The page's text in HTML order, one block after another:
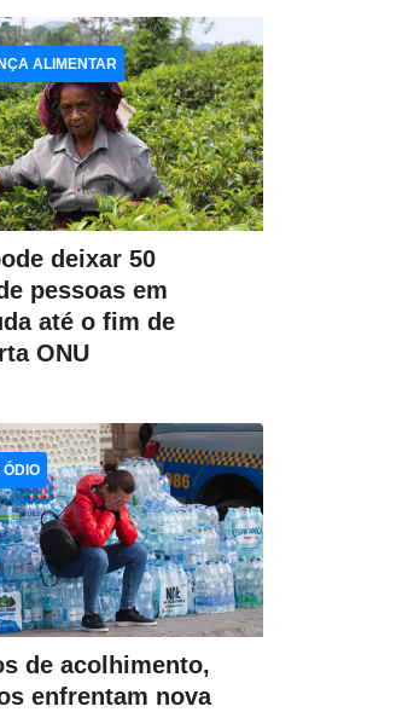
deixar 50
pessoas em
até o fim de
ONU
ALIMENTAR
de acolhimento,
enfrentam nova